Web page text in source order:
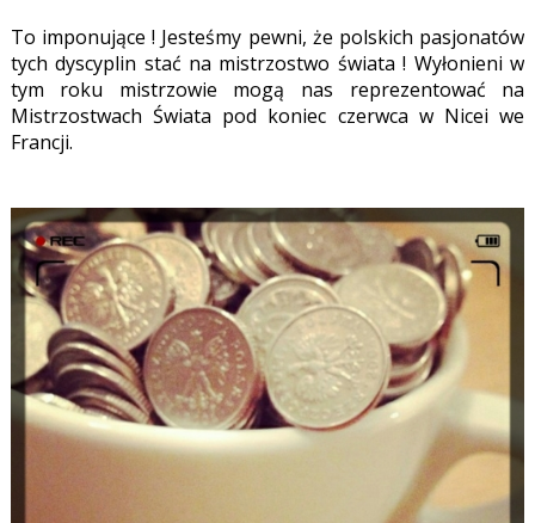
To imponujące ! Jesteśmy pewni, że polskich pasjonatów
tych dyscyplin stać na mistrzostwo świata ! Wyłonieni w
tym roku mistrzowie mogą nas reprezentować na
Mistrzostwach Świata pod koniec czerwca w Nicei we
Francji.